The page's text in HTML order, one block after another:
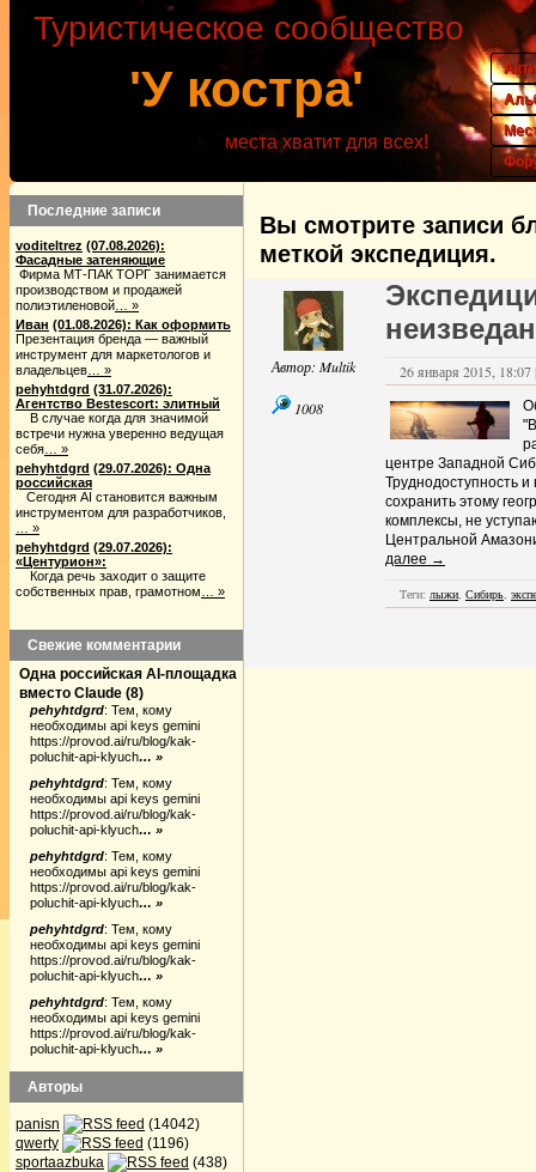
'У костра'
Туристическое сообщество
места хватит для всех!
Вы смотрите записи
меткой экспедиция.
Автор: Multik
1008
26 января 2015,
центре Западной
Труднодоступность
сохранить этому
комплексы, не
Центральной
далее →
Теги: лыжи, Сибирь,
Последние записи
voditeltrez (07.08.2026):
Фасадные затеняющие
Фирма МТ-ПАК ТОРГ занимается
производством и продажей
полиэтиленовой … »
Иван (01.08.2026): Как оформить
Презентация бренда — важный
инструмент для маркетологов и
владельцев … »
pehyhtdgrd (31.07.2026):
Агентство Bestescort: элитный
В случае когда для значимой
встречи нужна уверенно ведущая
себя … »
pehyhtdgrd (29.07.2026): Одна
российская
Сегодня AI становится важным
инструментом для разработчиков,
… »
pehyhtdgrd (29.07.2026):
«Центурион»:
Когда речь заходит о защите
собственных прав, грамотном … »
Свежие комментарии
Одна российская AI-площадка
вместо Claude (8)
pehyhtdgrd: Тем, кому
необходимы api keys gemini
https://provod.ai/ru/blog/kak-
poluchit-api-klyuch… »
pehyhtdgrd: Тем, кому
необходимы api keys gemini
https://provod.ai/ru/blog/kak-
poluchit-api-klyuch… »
pehyhtdgrd: Тем, кому
необходимы api keys gemini
https://provod.ai/ru/blog/kak-
poluchit-api-klyuch… »
pehyhtdgrd: Тем, кому
необходимы api keys gemini
https://provod.ai/ru/blog/kak-
poluchit-api-klyuch… »
pehyhtdgrd: Тем, кому
необходимы api keys gemini
https://provod.ai/ru/blog/kak-
poluchit-api-klyuch… »
Авторы
panisn
(14042)
qwerty
(1196)
sportaazbuka
(438)